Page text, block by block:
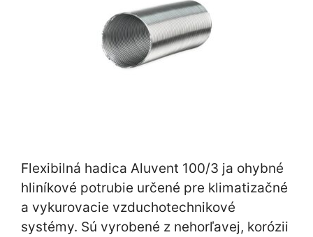
Flexibilná hadica Aluvent 100/3 ja ohybné
hliníkové potrubie určené pre klimatizačné
a vykurovacie vzduchotechnikové
systémy. Sú vyrobené z nehorľavej, korózii